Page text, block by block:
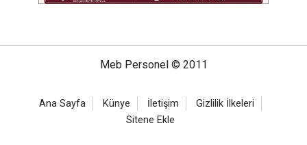
Meb Personel © 2011
Ana Sayfa Künye İletişim
Gizlilik İlkeleri
Sitene Ekle